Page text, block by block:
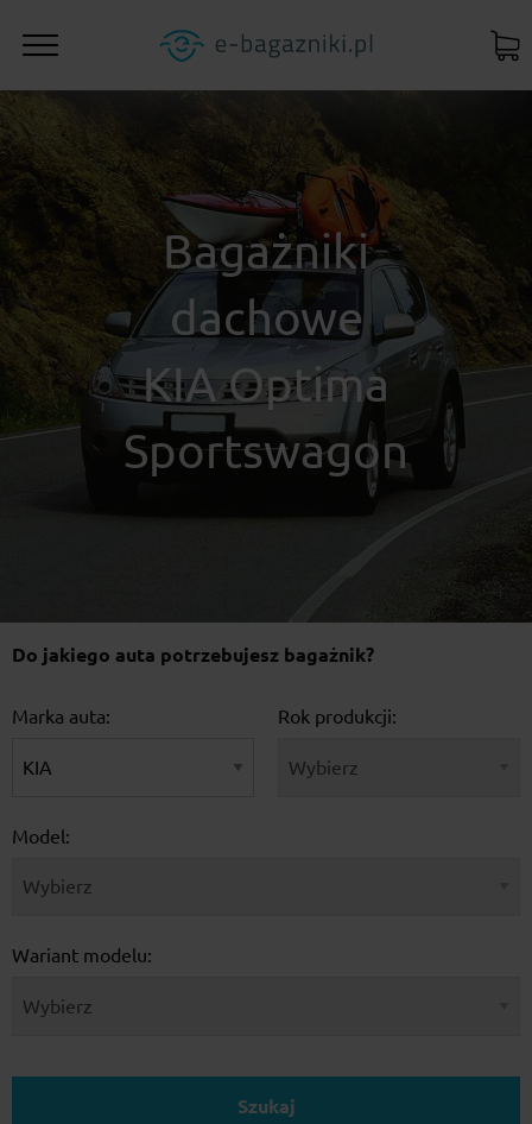
Bagażniki
dachowe
KIA Optima
Sportswagon
Do jakiego auta potrzebujesz bagażnik?
Marka auta: Rok produkcji:
Model:
Wariant modelu:
Szukaj